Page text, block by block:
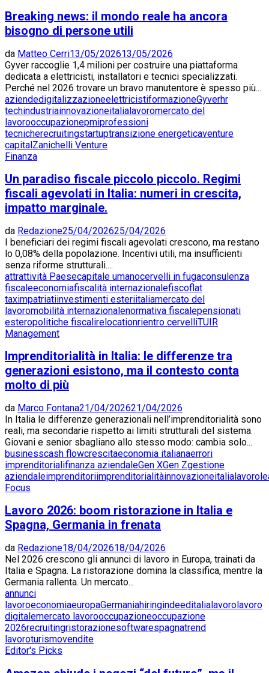
Breaking news: il mondo reale ha ancora
bisogno di persone utili
da Matteo Cerri13/05/202613/05/2026
Gyver raccoglie 1,4 milioni per costruire una piattaforma
dedicata a elettricisti, installatori e tecnici specializzati.
Perché nel 2026 trovare un bravo manutentore è spesso più...
aziendedigitalizzazioneelettricistiformazioneGyverhr
techindustriainnovazioneitalialavoromercato del
lavorooccupazionepmiprofessioni
tecnicherecruitingstartuptransizione energeticaventure
capitalZanichelli Venture
Finanza
Un paradiso fiscale piccolo piccolo. Regimi
fiscali agevolati in Italia: numeri in crescita,
impatto marginale.
da Redazione25/04/202625/04/2026
I beneficiari dei regimi fiscali agevolati crescono, ma restano
lo 0,08% della popolazione. Incentivi utili, ma insufficienti
senza riforme strutturali....
attrattività Paesecapitale umanocervelli in fugaconsulenza
fiscaleeconomiafiscalità internazionalefiscoflat
taximpatriatiinvestimenti esteriitaliamercato del
lavoromobilità internazionalenormativa fiscalepensionati
esteropolitiche fiscalirelocationrientro cervelliTUIR
Management
Imprenditorialità in Italia: le differenze tra
generazioni esistono, ma il contesto conta
molto di più
da Marco Fontana21/04/202621/04/2026
In Italia le differenze generazionali nell’imprenditorialità sono
reali, ma secondarie rispetto ai limiti strutturali del sistema.
Giovani e senior sbagliano allo stesso modo: cambia solo...
businesscash flowcrescitaeconomia italianaerrori
imprenditorialifinanza aziendaleGen XGen Zgestione
aziendaleimprenditoriimprenditorialitàinnovazioneitalialavoro
Focus
Lavoro 2026: boom ristorazione in Italia e
Spagna, Germania in frenata
da Redazione18/04/202618/04/2026
Nel 2026 crescono gli annunci di lavoro in Europa, trainati da
Italia e Spagna. La ristorazione domina la classifica, mentre la
Germania rallenta. Un mercato...
annunci
lavoroeconomiaeuropaGermaniahiringindeeditalialavorolavoro
digitalemercato lavorooccupazioneoccupazione
2026recruitingristorazionesoftwarespagnatrend
lavoroturismovendite
Editor's Picks